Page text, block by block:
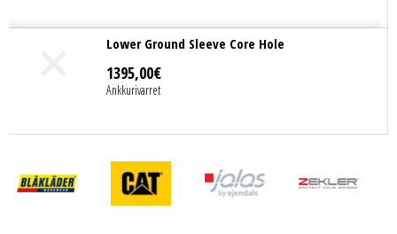
Lower Ground Sleeve Core Hole
1395,00€
Ankkurivarret